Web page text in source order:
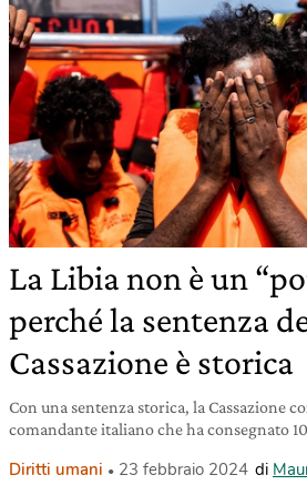
La Libia non è un
perché la sentenza
Cassazione è storica
Con una sentenza storica, la Cassazione
comandante italiano che ha consegnato
Diritti umani 23 febbraio 2024 di